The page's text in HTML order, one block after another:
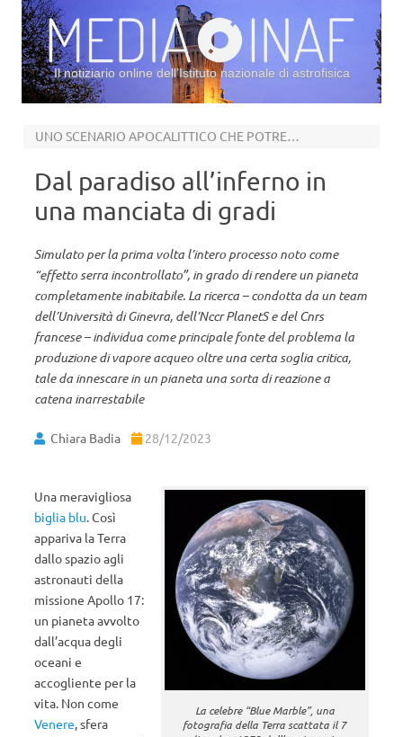
Il notiziario online dell’Istituto nazionale di astrofisica
UNO SCENARIO APOCALITTICO CHE POTREBBE VERIFICARSI ANCHE SULLA TERRA
Dal paradiso all’inferno in
una manciata di gradi
Simulato per la prima volta l’intero processo noto come
“effetto serra incontrollato”, in grado di rendere un pianeta
completamente inabitabile. La ricerca – condotta da un team
dell’Università di Ginevra, dell’Nccr PlanetS e del Cnrs
francese – individua come principale fonte del problema la
produzione di vapore acqueo oltre una certa soglia critica,
tale da innescare in un pianeta una sorta di reazione a
catena inarrestabile
Chiara Badia 28/12/2023
La celebre “Blue Marble”, una
fotografia della Terra scattata il 7
Una meravigliosa
biglia blu. Così
appariva la Terra
dallo spazio agli
astronauti della
missione Apollo 17:
un pianeta avvolto
dall’acqua degli
oceani e
accogliente per la
vita. Non come
Venere, sfera